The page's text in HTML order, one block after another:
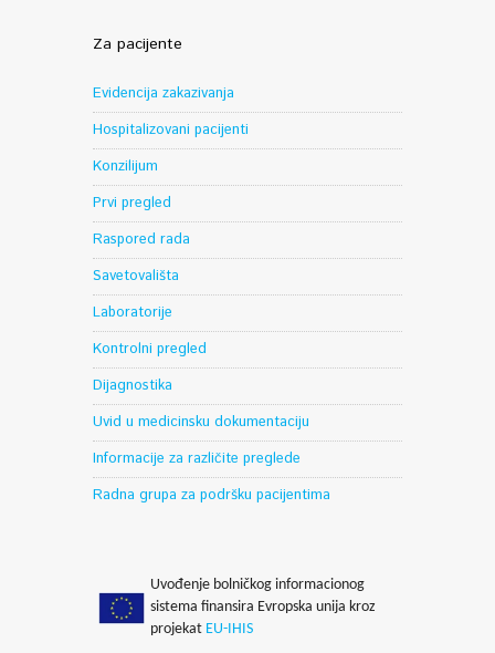
Za pacijente
Evidencija zakazivanja
Hospitalizovani pacijenti
Konzilijum
Prvi pregled
Raspored rada
Savetovališta
Laboratorije
Kontrolni pregled
Dijagnostika
Uvid u medicinsku dokumentaciju
Informacije za različite preglede
Radna grupa za podršku pacijentima
Uvođenje bolničkog informacionog
sistema finansira Evropska unija kroz
projekat EU-IHIS